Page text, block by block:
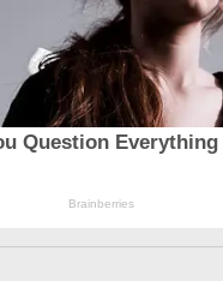
Question
Brainberries